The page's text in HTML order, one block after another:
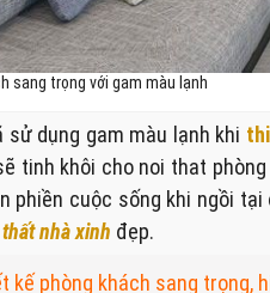
sang trọng với gam màu lạnh
sử dụng gam màu lạnh khi
tinh khôi cho noi that
phiền cuộc sống khi ngồi
nhà xinh đẹp.
kế phòng khách sang trọng,